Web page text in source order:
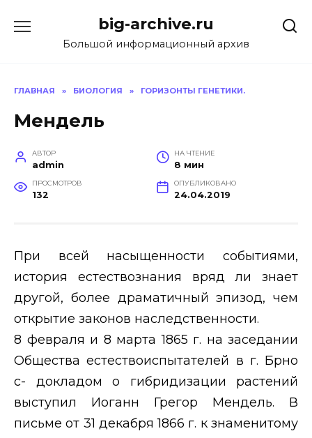
содержанию
big-archive.ru
Большой информационный архив
ГЛАВНАЯ » БИОЛОГИЯ » ГОРИЗОНТЫ ГЕНЕТИКИ.
Мендель
АВТОР
admin
НА ЧТЕНИЕ
8 мин
ПРОСМОТРОВ
132
ОПУБЛИКОВАНО
24.04.2019
При всей насыщенности событиями,
история естествознания вряд ли знает
другой, более драматичный эпизод, чем
открытие законов наследственности.
8 февраля и 8 марта 1865 г. на заседании
Общества естествоиспытателей в г. Брно
с- докладом о гибридизации растений
выступил Иоганн Грегор Мендель. В
письме от 31 декабря 1866 г. к знаменитому